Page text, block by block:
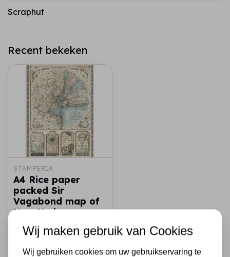
Scraphut
Recent bekeken
STAMPERIA
A4 Rice paper
packed Sir
Vagabond map of
New York
€1,75 Op voorraad
Snel toevoegen
Wij maken gebruik van Cookies
Wij gebruiken cookies om uw gebruikservaring te